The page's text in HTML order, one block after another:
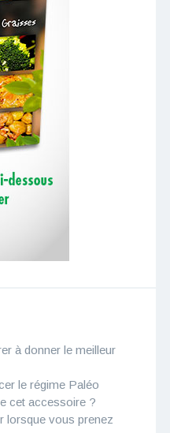
à donner le meilleur
le régime Paléo
cet accessoire ?
lorsque vous prenez